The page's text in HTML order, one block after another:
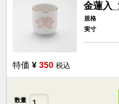
金蓮入
規格
実寸
特価 ¥ 350 税込
数量